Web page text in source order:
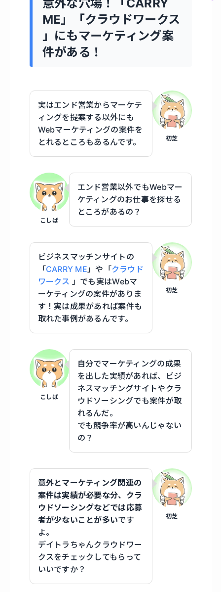
意外な穴場！「CARRY
ME」「クラウドワークス
」にもマーケティング案
件がある！
初芝
実はエンド営業からマーケテ
ィングを提案する以外にも
Webマーケティングの案件を
とれるところもあるんです。
こしば
エンド営業以外でもWebマー
ケティングのお仕事を探せる
ところがあるの？
初芝
ビジネスマッチンサイトの
「CARRY ME 」や「クラウド
ワークス 」でも実はWebマ
ーケティングの案件がありま
す！実は成果があれば案件も
取れた事例があるんです。
こしば
自分でマーケティングの成果
を出した実績があれば、ビジ
ネスマッチングサイトやクラ
ウドソーシングでも案件が取
れるんだ。
でも競争率が高いんじゃない
の？
初芝
意外とマーケティング関連の
案件は実績が必要な分、クラ
ウドソーシングなどでは応募
者が少ないことが多いです
よ。
デイトラちゃんクラウドワー
クスをチェックしてもらって
いいですか？